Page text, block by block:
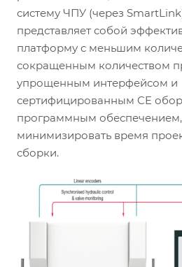
систему ЧПУ (через
представляет собой
платформу с меньшим
сокращенным количеством
упрощенным интерфейсом и
сертифицированным CE
программным обеспечением,
минимизировать время
сборки.